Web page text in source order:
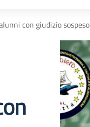
con giudizio sospeso